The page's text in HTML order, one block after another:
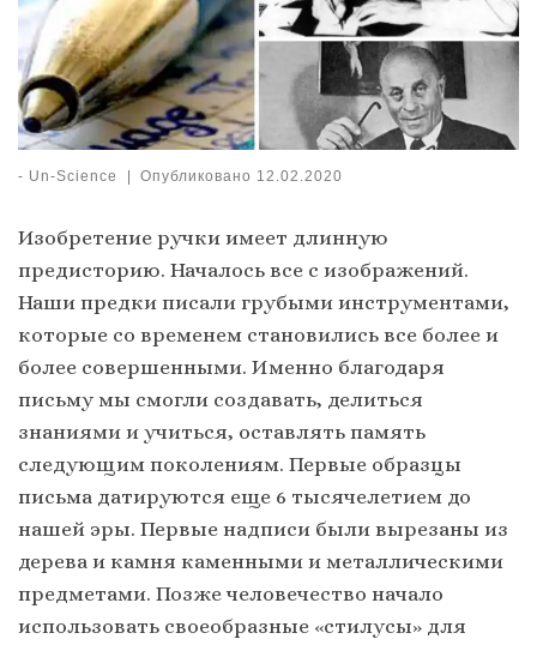
- Un-Science | Опубликовано 12.02.2020
Изобретение ручки имеет длинную
предисторию. Началось все с изображений.
Наши предки писали грубыми инструментами,
которые со временем становились все более и
более совершенными. Именно благодаря
письму мы смогли создавать, делиться
знаниями и учиться, оставлять память
следующим поколениям. Первые образцы
письма датируются еще 6 тысячелетием до
нашей эры. Первые надписи были вырезаны из
дерева и камня каменными и металлическими
предметами. Позже человечество начало
использовать своеобразные «стилусы» для